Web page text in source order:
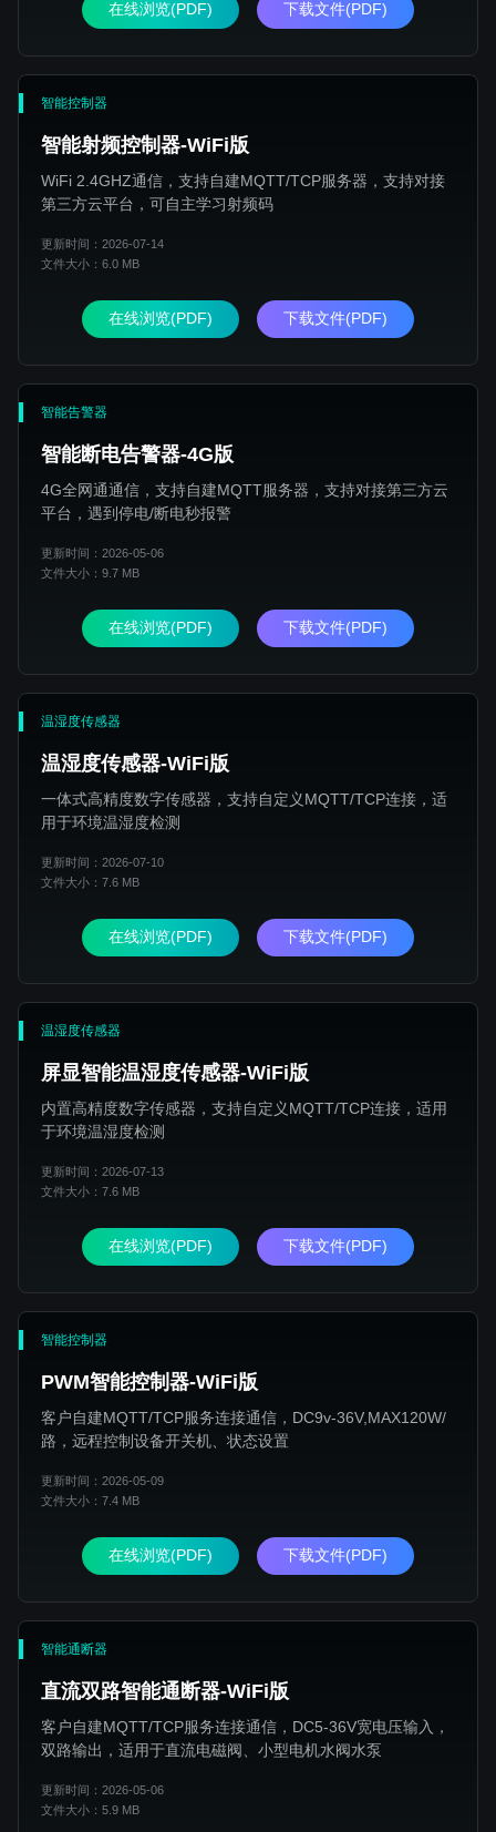
在线浏览(PDF) 下载文件(PDF)
智能控制器
智能射频控制器-WiFi版
WiFi 2.4GHZ通信，支持自建MQTT/TCP服务器，支持对接
第三方云平台，可自主学习射频码
更新时间：2026-07-14
文件大小：6.0 MB
在线浏览(PDF) 下载文件(PDF)
智能告警器
智能断电告警器-4G版
4G全网通通信，支持自建MQTT服务器，支持对接第三方云
平台，遇到停电/断电秒报警
更新时间：2026-05-06
文件大小：9.7 MB
在线浏览(PDF) 下载文件(PDF)
温湿度传感器
温湿度传感器-WiFi版
一体式高精度数字传感器，支持自定义MQTT/TCP连接，适
用于环境温湿度检测
更新时间：2026-07-10
文件大小：7.6 MB
在线浏览(PDF) 下载文件(PDF)
温湿度传感器
屏显智能温湿度传感器-WiFi版
内置高精度数字传感器，支持自定义MQTT/TCP连接，适用
于环境温湿度检测
更新时间：2026-07-13
文件大小：7.6 MB
在线浏览(PDF) 下载文件(PDF)
智能控制器
PWM智能控制器-WiFi版
客户自建MQTT/TCP服务连接通信，DC9v-36V,MAX120W/
路，远程控制设备开关机、状态设置
更新时间：2026-05-09
文件大小：7.4 MB
在线浏览(PDF) 下载文件(PDF)
智能通断器
直流双路智能通断器-WiFi版
客户自建MQTT/TCP服务连接通信，DC5-36V宽电压输入，
双路输出，适用于直流电磁阀、小型电机水阀水泵
更新时间：2026-05-06
文件大小：5.9 MB